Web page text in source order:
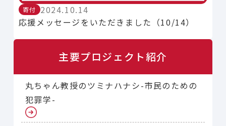
寄付
2024.10.14
応援メッセージをいただきました（10/14）
主要プロジェクト紹介
丸ちゃん教授のツミナハナシ-市民のための
犯罪学-